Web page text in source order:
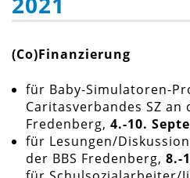
(Co)Finanzierung
für Baby-Simulatoren-
Caritasverbandes SZ
Fredenberg, 4.-10.
für Lesungen/
der BBS Fredenberg, 8.-